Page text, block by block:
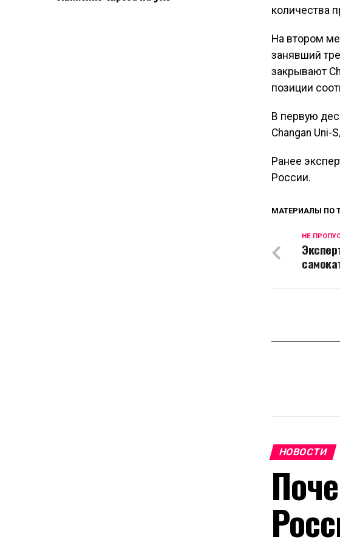
количества
На втором
занявший
закрывают
позиции
В первую
Changan Uni-
Ранее
России.
МАТЕРИАЛЫ ПО
НЕ
НОВОСТИ